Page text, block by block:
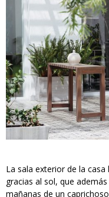
La sala exterior de la
gracias al sol, que
mañanas de un